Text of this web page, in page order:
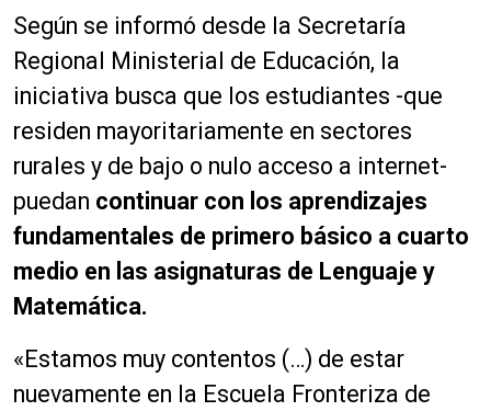
Según se informó desde la Secretaría
Regional Ministerial de Educación, la
iniciativa busca que los estudiantes -que
residen mayoritariamente en sectores
rurales y de bajo o nulo acceso a internet-
puedan continuar con los aprendizajes
fundamentales de primero básico a cuarto
medio en las asignaturas de Lenguaje y
Matemática.
«Estamos muy contentos (…) de estar
nuevamente en la Escuela Fronteriza de